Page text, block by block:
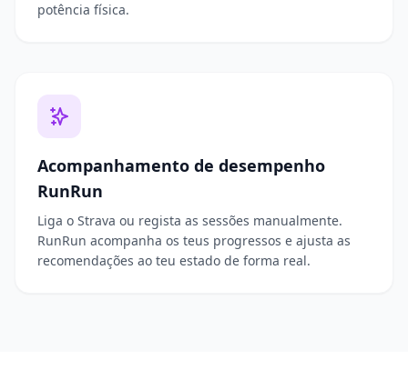
potência física.
Acompanhamento de desempenho
RunRun
Liga o Strava ou regista as sessões manualmente.
RunRun acompanha os teus progressos e ajusta as
recomendações ao teu estado de forma real.